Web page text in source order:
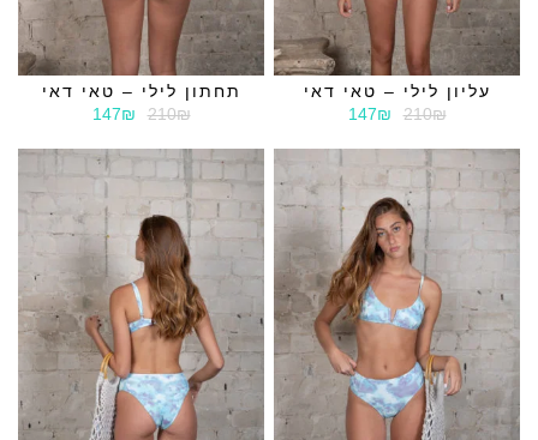
עליון לילי – טאי דאי
210₪
147₪
תחתון לילי – טאי דאי
210₪
147₪